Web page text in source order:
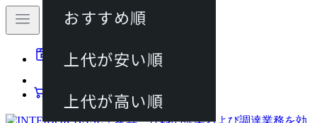
動画マニュアル
カート
おすすめ順
上代が安い順
上代が高い順